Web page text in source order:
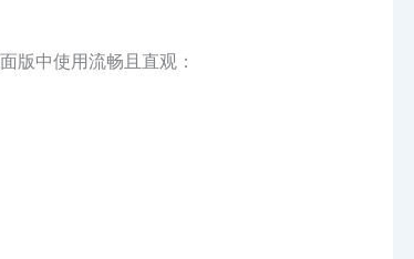
版中使用流畅且直观：